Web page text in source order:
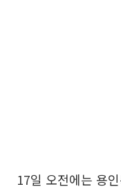
17일 오전에는 용